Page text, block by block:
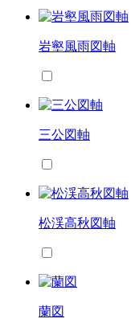
岩壑風雨図軸
三公図軸
松渓高秋図軸
蘭図